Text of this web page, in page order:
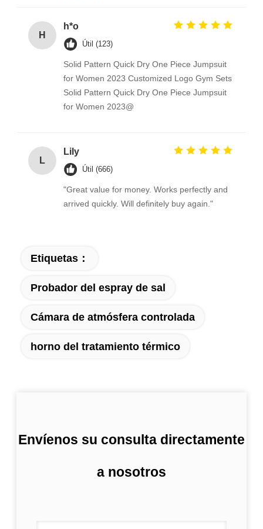
H
h*o
Útil (123)
Solid Pattern Quick Dry One Piece Jumpsuit
for Women 2023 Customized Logo Gym Sets
Solid Pattern Quick Dry One Piece Jumpsuit
for Women 2023@
L
Lily
Útil (666)
"Great value for money. Works perfectly and
arrived quickly. Will definitely buy again."
Etiquetas：
Probador del espray de sal
Cámara de atmósfera controlada
horno del tratamiento térmico
Envíenos su consulta directamente
a nosotros